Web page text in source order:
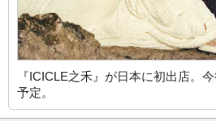
『ICICLE之禾』が日本に初出店。
予定。